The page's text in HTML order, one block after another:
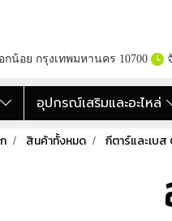
น้อย กรุงเทพมหานคร 10700
อุปกรณ์เสริมและอะไหล่
สินค้าทั้งหมด กีตาร์และเบส